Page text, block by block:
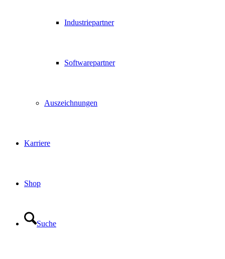
Industriepartner
Softwarepartner
Auszeichnungen
Karriere
Shop
Suche